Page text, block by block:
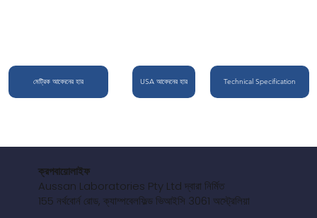
মেট্রিক আবেদনের হার USA আবেদনের হার Technical Specification
ক্রপবায়োলাইফ
Aussan Laboratories Pty Ltd দ্বারা নির্মিত
155 নর্থবোর্ন রোড, ক্যাম্পবেলফিল্ড ভিআইসি 3061 অস্ট্রেলিয়া